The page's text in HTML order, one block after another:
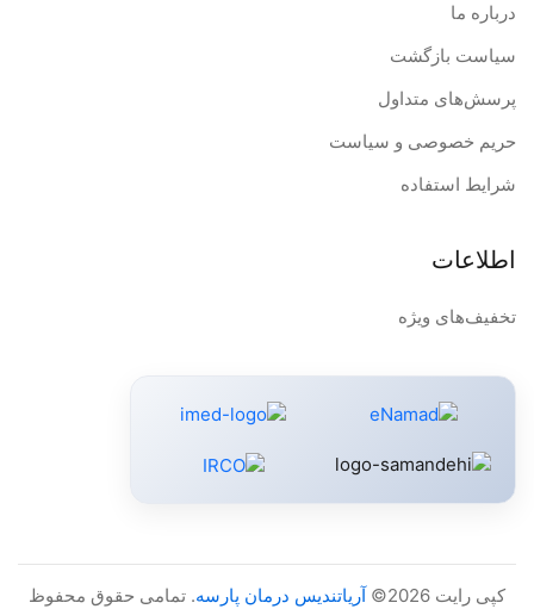
درباره ما
سیاست بازگشت
پرسش‌های متداول
حریم خصوصی و سیاست
شرایط استفاده
اطلاعات
تخفیف‌های ویژه
کپی رایت 2026© آریاتندیس درمان پارسه. تمامی حقوق محفوظ